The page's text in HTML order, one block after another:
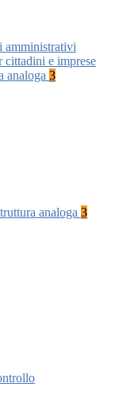
amministrativi
e imprese
analoga 3
analoga 3